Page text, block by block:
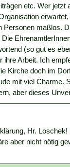
etc. Wer jetzt
Personen maßlos.
Die
(so gut es
ihre Arbeit. Ich
Kirche doch im
mit viel Charme.
aber dieses
Hr. Loschek!
aber nicht nötig